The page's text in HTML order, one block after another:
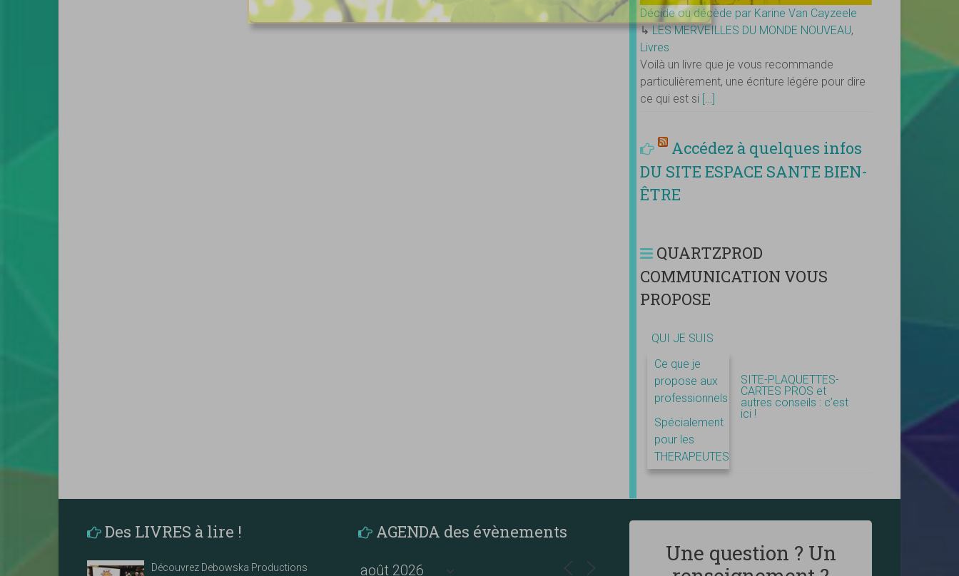
Décide ou décède par Karine Van Cayzeele
↳LES MERVEILLES DU MONDE NOUVEAU,
Livres
Voilà un livre que je vous recommande
particulièrement, une écriture légére pour dire
ce qui est si […]
Accédez à quelques infos
DU SITE ESPACE SANTE BIEN-
ÊTRE
QUARTZPROD
COMMUNICATION VOUS
PROPOSE
QUI JE SUIS
Ce que je
propose aux
professionnels
Spécialement
pour les
THERAPEUTES
SITE-PLAQUETTES-
CARTES PROS et
autres conseils : c’est
ici !
Des LIVRES à lire !
Découvrez Debowska Productions
AGENDA des évènements
Une question ? Un